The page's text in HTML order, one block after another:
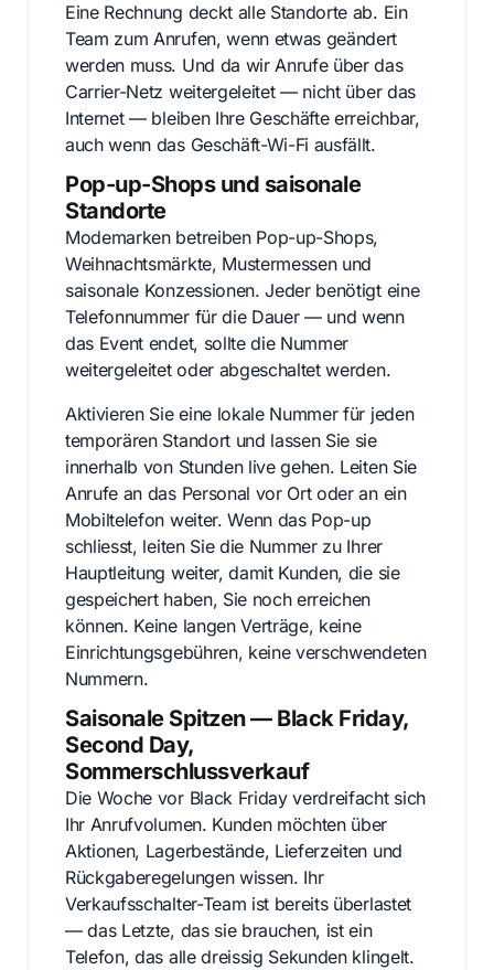
Eine Rechnung deckt alle Standorte ab. Ein
Team zum Anrufen, wenn etwas geändert
werden muss. Und da wir Anrufe über das
Carrier-Netz weitergeleitet — nicht über das
Internet — bleiben Ihre Geschäfte erreichbar,
auch wenn das Geschäft-Wi-Fi ausfällt.
Pop-up-Shops und saisonale
Standorte
Modemarken betreiben Pop-up-Shops,
Weihnachtsmärkte, Mustermessen und
saisonale Konzessionen. Jeder benötigt eine
Telefonnummer für die Dauer — und wenn
das Event endet, sollte die Nummer
weitergeleitet oder abgeschaltet werden.
Aktivieren Sie eine lokale Nummer für jeden
temporären Standort und lassen Sie sie
innerhalb von Stunden live gehen. Leiten Sie
Anrufe an das Personal vor Ort oder an ein
Mobiltelefon weiter. Wenn das Pop-up
schliesst, leiten Sie die Nummer zu Ihrer
Hauptleitung weiter, damit Kunden, die sie
gespeichert haben, Sie noch erreichen
können. Keine langen Verträge, keine
Einrichtungsgebühren, keine verschwendeten
Nummern.
Saisonale Spitzen — Black Friday,
Second Day,
Sommerschlussverkauf
Die Woche vor Black Friday verdreifacht sich
Ihr Anrufvolumen. Kunden möchten über
Aktionen, Lagerbestände, Lieferzeiten und
Rückgaberegelungen wissen. Ihr
Verkaufsschalter-Team ist bereits überlastet
— das Letzte, das sie brauchen, ist ein
Telefon, das alle dreissig Sekunden klingelt.